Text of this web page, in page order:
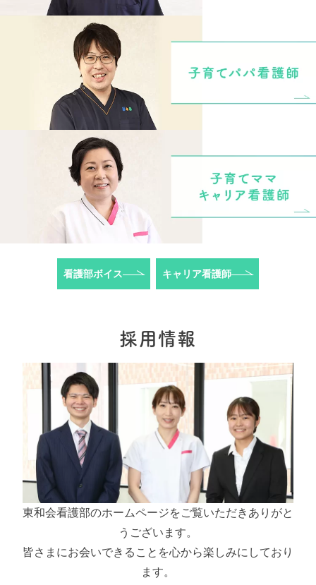
看護部ボイス キャリア看護師
採用情報
東和会看護部のホームページをご覧いただきありがと
うございます。
皆さまにお会いできることを心から楽しみにしており
ます。